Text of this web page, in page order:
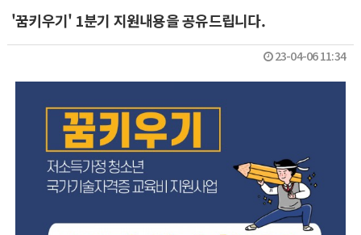
'꿈키우기' 1분기 지원내용을 공유드립니다.
23-04-06 11:34